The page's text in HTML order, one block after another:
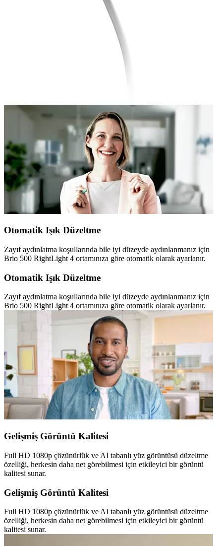
Otomatik Işık Düzeltme
Zayıf aydınlatma koşullarında bile iyi düzeyde aydınlanmanız için
Brio 500 RightLight 4 ortamınıza göre otomatik olarak ayarlanır.
Otomatik Işık Düzeltme
Zayıf aydınlatma koşullarında bile iyi düzeyde aydınlanmanız için
Brio 500 RightLight 4 ortamınıza göre otomatik olarak ayarlanır.
Gelişmiş Görüntü Kalitesi
Full HD 1080p çözünürlük ve AI tabanlı yüz görüntüsü düzeltme
özelliği, herkesin daha net görebilmesi için etkileyici bir görüntü
kalitesi sunar.
Gelişmiş Görüntü Kalitesi
Full HD 1080p çözünürlük ve AI tabanlı yüz görüntüsü düzeltme
özelliği, herkesin daha net görebilmesi için etkileyici bir görüntü
kalitesi sunar.